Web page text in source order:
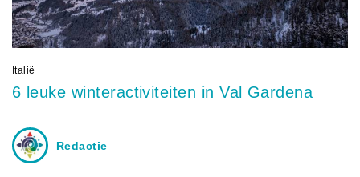
Italië
6 leuke winteractiviteiten in Val Gardena
Redactie